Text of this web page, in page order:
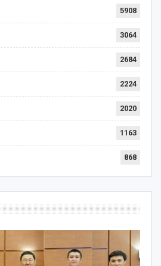
5908
3064
2684
2224
2020
1163
868